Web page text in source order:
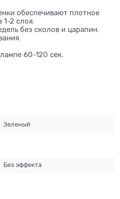
обеспечивают плотное
2 слоя.
без сколов и царапин.
60-120 сек.
Зеленый
Без эффекта